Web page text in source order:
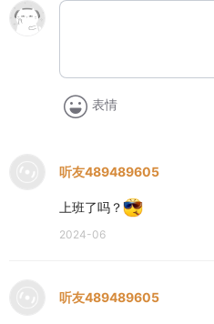
表情
听友489489605
上班了吗？
2024-06
听友489489605